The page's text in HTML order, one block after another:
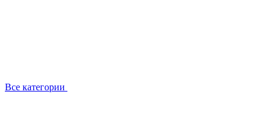
Все категории